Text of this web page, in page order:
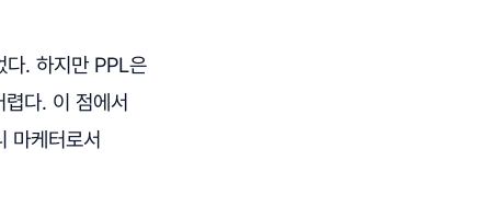
다. 하지만 PPL은
다. 이 점에서
마케터로서